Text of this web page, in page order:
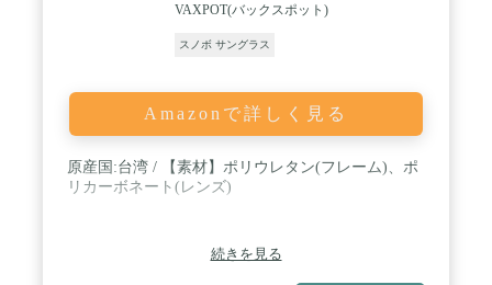
VAXPOT(バックスポット)
スノボ サングラス
Amazonで詳しく見る
原産国:台湾 / 【素材】ポリウレタン(フレーム)、ポ
リカーボネート(レンズ)
続きを見る